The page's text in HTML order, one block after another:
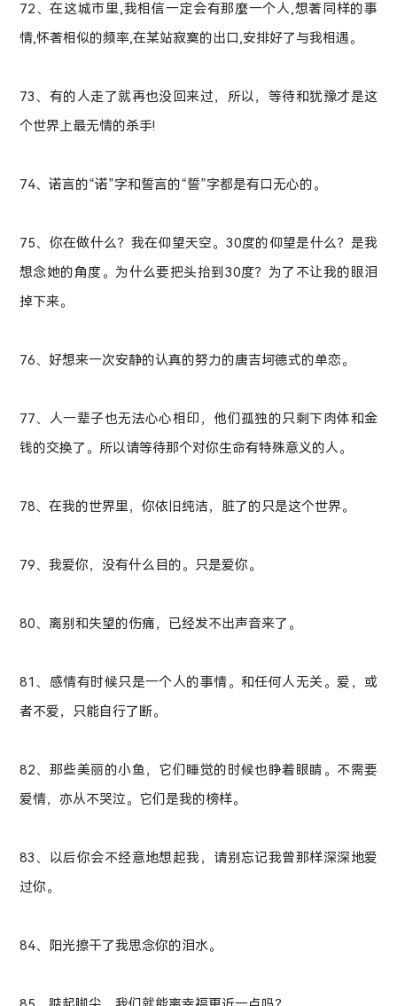
72、在这城市里,我相信一定会有那麼一个人,想著同样的事
情,怀著相似的频率,在某站寂寞的出口,安排好了与我相遇。
73、有的人走了就再也没回来过，所以，等待和犹豫才是这
个世界上最无情的杀手!
74、诺言的“诺”字和誓言的“誓”字都是有口无心的。
75、你在做什么？我在仰望天空。30度的仰望是什么？是我
想念她的角度。为什么要把头抬到30度？为了不让我的眼泪
掉下来。
76、好想来一次安静的认真的努力的唐吉坷德式的单恋。
77、人一辈子也无法心心相印，他们孤独的只剩下肉体和金
钱的交换了。所以请等待那个对你生命有特殊意义的人。
78、在我的世界里，你依旧纯洁，脏了的只是这个世界。
79、我爱你，没有什么目的。只是爱你。
80、离别和失望的伤痛，已经发不出声音来了。
81、感情有时候只是一个人的事情。和任何人无关。爱，或
者不爱，只能自行了断。
82、那些美丽的小鱼，它们睡觉的时候也睁着眼睛。不需要
爱情，亦从不哭泣。它们是我的榜样。
83、以后你会不经意地想起我，请别忘记我曾那样深深地爱
过你。
84、阳光擦干了我思念你的泪水。